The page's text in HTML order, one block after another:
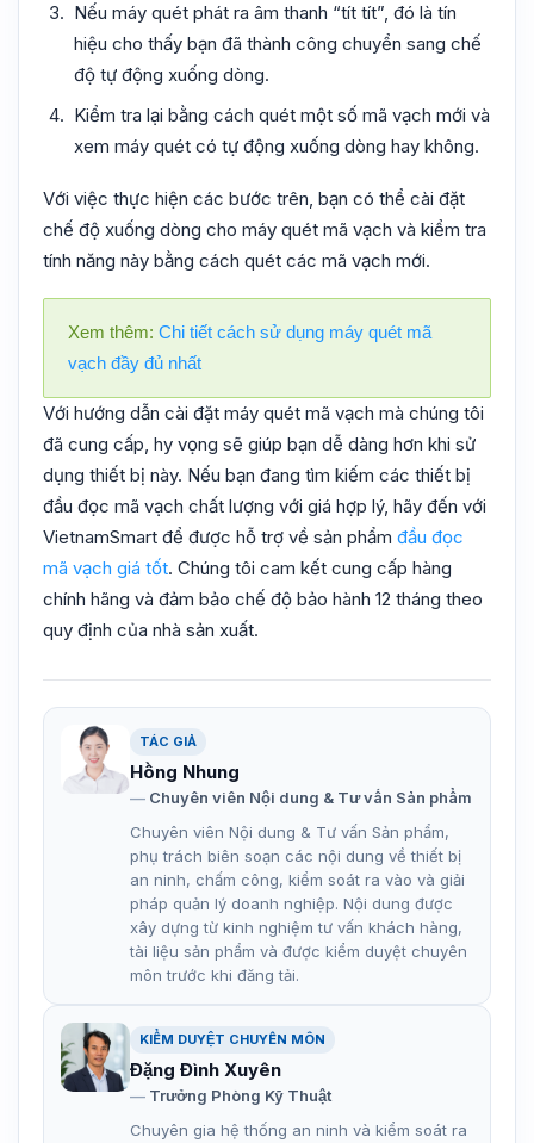
Nếu máy quét phát ra âm thanh “tít tít”, đó là tín
hiệu cho thấy bạn đã thành công chuyển sang chế
độ tự động xuống dòng.
Kiểm tra lại bằng cách quét một số mã vạch mới và
xem máy quét có tự động xuống dòng hay không.
Với việc thực hiện các bước trên, bạn có thể cài đặt
chế độ xuống dòng cho máy quét mã vạch và kiểm tra
tính năng này bằng cách quét các mã vạch mới.
Xem thêm: Chi tiết cách sử dụng máy quét mã
vạch đầy đủ nhất
Với hướng dẫn cài đặt máy quét mã vạch mà chúng tôi
đã cung cấp, hy vọng sẽ giúp bạn dễ dàng hơn khi sử
dụng thiết bị này. Nếu bạn đang tìm kiếm các thiết bị
đầu đọc mã vạch chất lượng với giá hợp lý, hãy đến với
VietnamSmart để được hỗ trợ về sản phẩm đầu đọc
mã vạch giá tốt. Chúng tôi cam kết cung cấp hàng
chính hãng và đảm bảo chế độ bảo hành 12 tháng theo
quy định của nhà sản xuất.
TÁC GIẢ
Hồng Nhung
Chuyên viên Nội dung & Tư vấn Sản phẩm
Chuyên viên Nội dung & Tư vấn Sản phẩm,
phụ trách biên soạn các nội dung về thiết bị
an ninh, chấm công, kiểm soát ra vào và giải
pháp quản lý doanh nghiệp. Nội dung được
xây dựng từ kinh nghiệm tư vấn khách hàng,
tài liệu sản phẩm và được kiểm duyệt chuyên
môn trước khi đăng tải.
KIỂM DUYỆT CHUYÊN MÔN
Đặng Đình Xuyên
Trưởng Phòng Kỹ Thuật
Chuyên gia hệ thống an ninh và kiểm soát ra